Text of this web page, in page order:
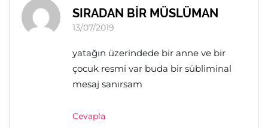
SIRADAN BİR MÜSLÜMAN
13/07/2019
yatağın üzerindede bir anne ve bir
çocuk resmi var buda bir sübliminal
mesaj sanırsam
Cevapla